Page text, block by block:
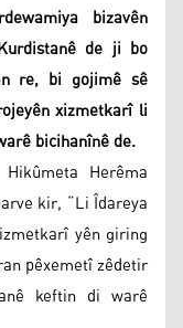
bizavên
de ji bo
re, bi gojimê sê
xizmetkarî li
bicihanînê de.
Herêma
kir, “Li Îdareya
yên giring
pêxemetî zêdetir
keftin di warê